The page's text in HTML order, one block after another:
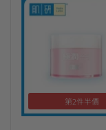
第2件半價